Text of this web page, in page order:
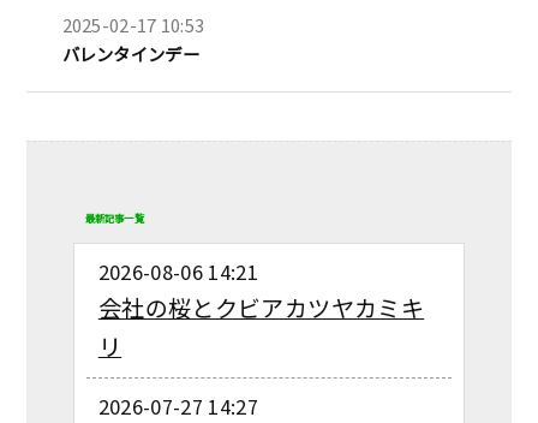
2025-02-17 10:53
バレンタインデー
最新記事一覧
2026-08-06 14:21
会社の桜とクビアカツヤカミキ
リ
2026-07-27 14:27